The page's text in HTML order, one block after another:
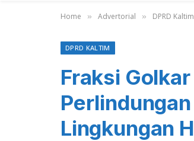
Home » Advertorial » DPRD Kaltim
DPRD KALTIM
Fraksi
Lingkungan